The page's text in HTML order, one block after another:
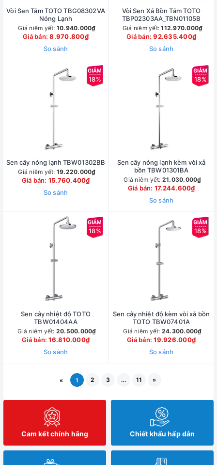
Vòi Sen Tắm TOTO TBG08302VA
Nóng Lạnh
Giá niêm yết: 10.940.000₫
Giá bán:8.970.800₫
So sánh
Vòi Sen Xả Bồn Tắm TOTO
TBP02303AA_TBN01105B
Giá niêm yết:112.970.000₫
Giá bán:92.635.400₫
So sánh
18%
Sen cây nóng lạnh TBW01302BB
Giá niêm yết: 19.220.000₫
Giá bán: 15.760.400₫
So sánh
18%
Sen cây nóng lạnh kèm vòi xả
bồn TBW01301BA
Giá niêm yết: 21.030.000₫
Giá bán: 17.244.600₫
So sánh
18%
Sen cây nhiệt độ TOTO
TBW01404AA
Giá niêm yết: 20.500.000₫
Giá bán:16.810.000₫
So sánh
18%
Sen cây nhiệt độ kèm vòi xả bồn
TOTO TBW07401A
Giá niêm yết: 24.300.000₫
Giá bán:19.926.000₫
So sánh
« 1 2 3 ... 11 »
Cam kết chính hãng Chiết khấu hấp dẫn